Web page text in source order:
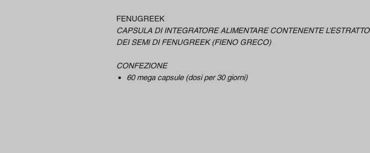
FENUGREEK
CAPSULA DI INTEGRATORE ALIMENTARE CONTENENTE L’ESTRATTO
DEI SEMI DI FENUGREEK (FIENO GRECO)
CONFEZIONE
60 mega capsule (dosi per 30 giorni)